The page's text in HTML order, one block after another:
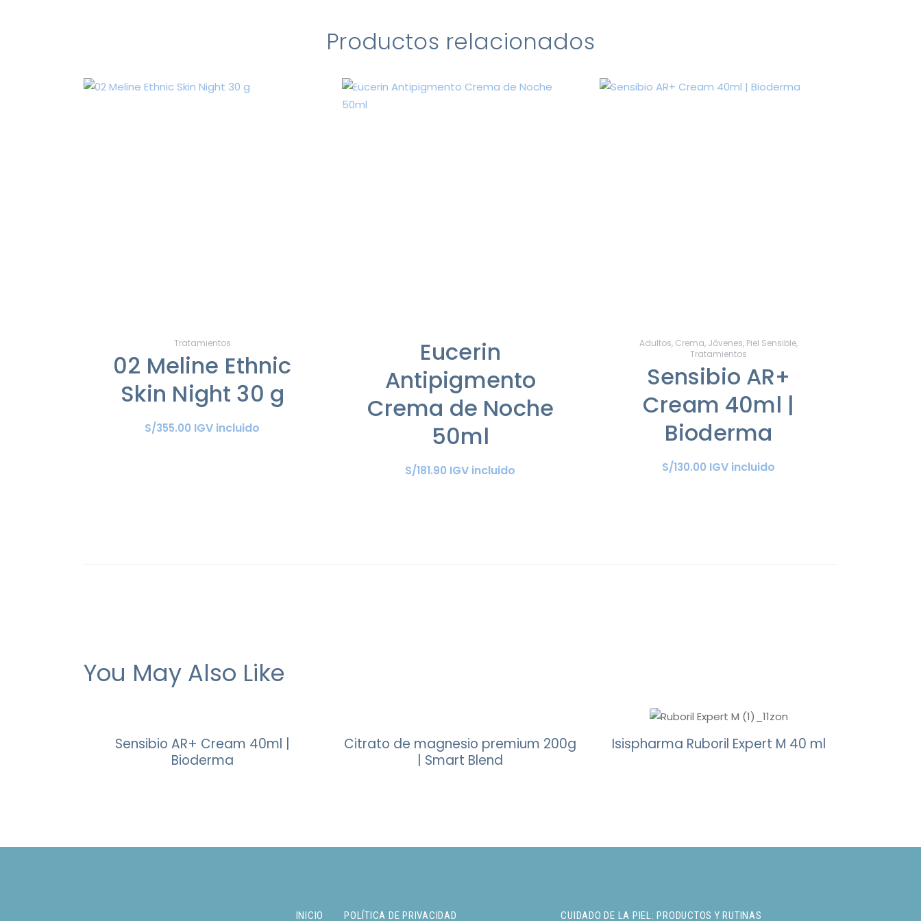
Productos relacionados
Tratamientos
02 Meline Ethnic
Skin Night 30 g
S/355.00 IGV incluido
Eucerin
Antipigmento
Crema de Noche
50ml
S/181.90 IGV incluido
Adultos, Crema, Jóvenes, Piel Sensible,
Tratamientos
Sensibio AR+
Cream 40ml |
Bioderma
S/130.00 IGV incluido
You May Also Like
Sensibio AR+ Cream 40ml |
Bioderma
Citrato de magnesio premium 200g
| Smart Blend
Isispharma Ruboril Expert M 40 ml
INICIO POLÍTICA DE PRIVACIDAD CUIDADO DE LA PIEL: PRODUCTOS Y RUTINAS